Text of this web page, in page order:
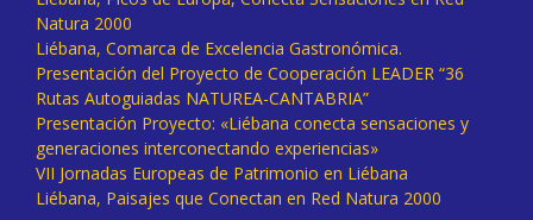
Natura 2000
Liébana, Comarca de Excelencia Gastronómica.
Presentación del Proyecto de Cooperación LEADER “36
Rutas Autoguiadas NATUREA-CANTABRIA”
Presentación Proyecto: «Liébana conecta sensaciones y
generaciones interconectando experiencias»
VII Jornadas Europeas de Patrimonio en Liébana
Liébana, Paisajes que Conectan en Red Natura 2000